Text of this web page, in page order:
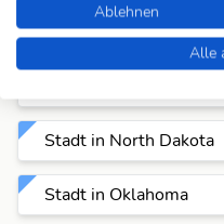
Stadt in Mississippi
Stadt in North Dakota
Stadt in Oklahoma
Ablehnen
Alle